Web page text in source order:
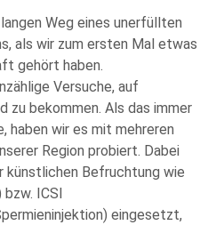
Weg eines unerfüllten
als wir zum ersten Mal etwas
gehört haben.
Versuche, auf
zu bekommen. Als das immer
haben wir es mit mehreren
Region probiert. Dabei
künstlichen Befruchtung wie
ICSI
eingesetzt,